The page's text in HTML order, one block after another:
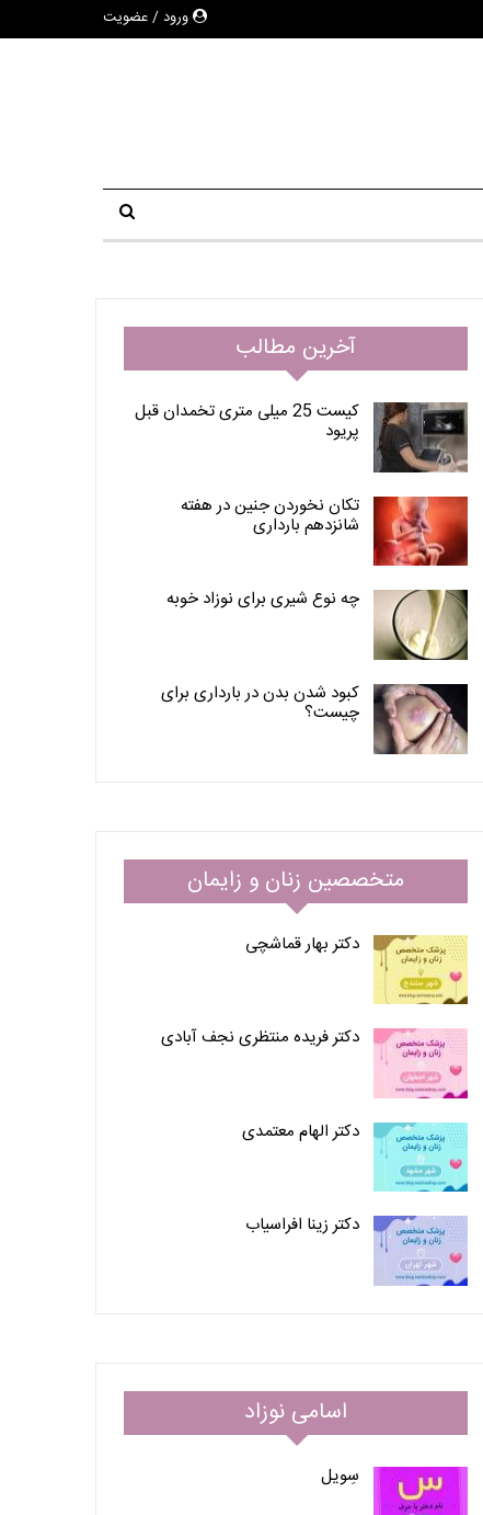
ورود / عضویت
آخرین مطالب
کیست 25 میلی متری تخمدان قبل
پریود
تکان نخوردن جنین در هفته
شانزدهم بارداری
چه نوع شیری برای نوزاد خوبه
کبود شدن بدن در بارداری برای
چیست؟
متخصصین زنان و زایمان
دکتر بهار قماشچی
دکتر فریده منتظری نجف آبادی
دکتر الهام معتمدی
دکتر زینا افراسیاب
اسامی نوزاد
سِویل